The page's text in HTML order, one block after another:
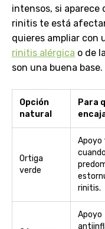
intensos, si aparece
rinitis te está
quieres ampliar con
rinitis alérgica o de la
son una buena base.
Opción
natural
Para
Ortiga
verde
Apoyo
cuando
rinitis.
Apoyo